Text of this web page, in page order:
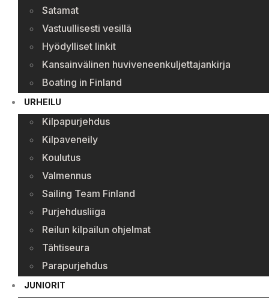
Satamat
Vastuullisesti vesillä
Hyödylliset linkit
Kansainvälinen huviveneenkuljettajankirja
Boating in Finland
URHEILU
Kilpapurjehdus
Kilpaveneily
Koulutus
Valmennus
Sailing Team Finland
Purjehdusliiga
Reilun kilpailun ohjelmat
Tähtiseura
Parapurjehdus
JUNIORIT